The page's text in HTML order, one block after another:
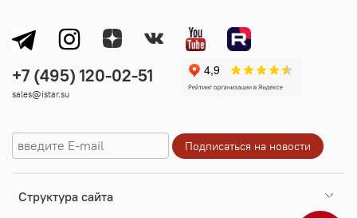
Cтруктура сайта
sales@istar.su